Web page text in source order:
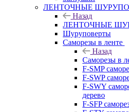
ЛЕНТОЧНЫЕ
Назад
ЛЕНТОЧНЫЕ
Шуруповерты
Саморезы в ленте
Назад
Саморезы в
F-SMP
F-SWP
F-SWY
дерево
F-SFP